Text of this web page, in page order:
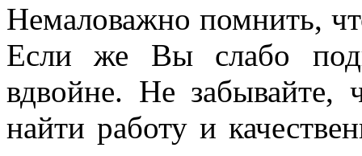
Немаловажно помнить,
Если же Вы слабо
вдвойне. Не забывайте,
найти работу и